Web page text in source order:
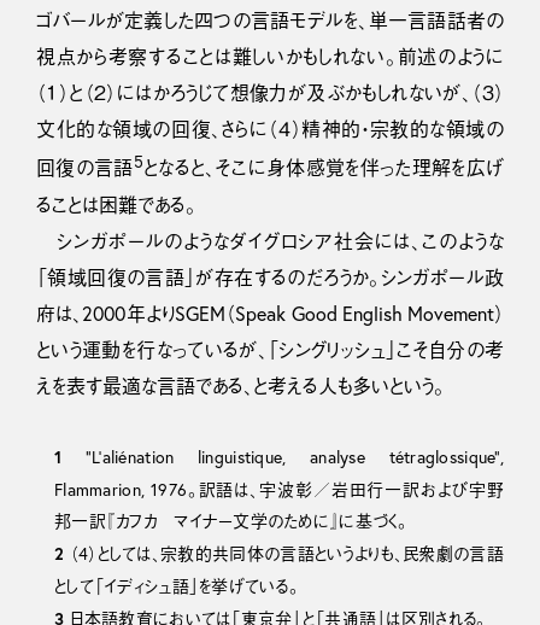
ゴバールが定義した四つの言語モデルを、単一言語話者の
視点から考察することは難しいかもしれない。前述のように
（１）と（２）にはかろうじて想像力が及ぶかもしれないが、（３）
文化的な領域の回復、さらに（４）精神的・宗教的な領域の
回復の言語5となると、そこに身体感覚を伴った理解を広げ
ることは困難である。
シンガポールのようなダイグロシア社会には、このような
「領域回復の言語」が存在するのだろうか。シンガポール政
府は、2000年よりSGEM（Speak Good English Movement）
という運動を行なっているが、「シングリッシュ」こそ自分の考
えを表す最適な言語である、と考える人も多いという。
1 “L’aliénation linguistique, analyse tétraglossique”,
Flammarion, 1976。訳語は、宇波彰／岩田行一訳および宇野
邦一訳『カフカ マイナー文学のために』に基づく。
2 （4）としては、宗教的共同体の言語というよりも、民衆劇の言語
として「イディシュ語」を挙げている。
3 日本語教育においては「東京弁」と「共通語」は区別される。